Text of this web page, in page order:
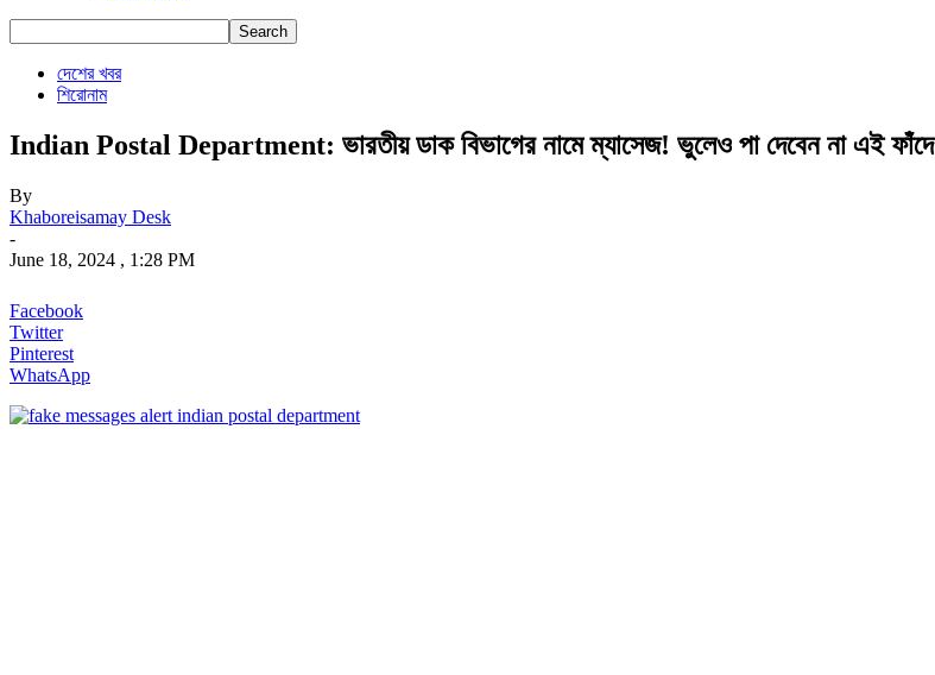
দেশের খবর
শিরোনাম
Indian Postal Department: ভারতীয় ডাক বিভাগের নামে ম্যাসেজ! ভুলেও পা দেবেন না এই ফাঁদে
By
Khaboreisamay Desk
-
June 18, 2024 , 1:28 PM
Facebook
Twitter
Pinterest
WhatsApp